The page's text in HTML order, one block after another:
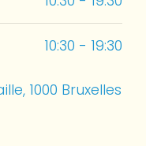
10:30 - 19:30
1000 Bruxelles